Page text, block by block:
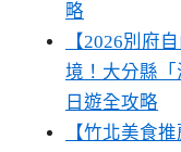
略
【2026別府
境！大分縣
日遊全攻略
【竹北美食